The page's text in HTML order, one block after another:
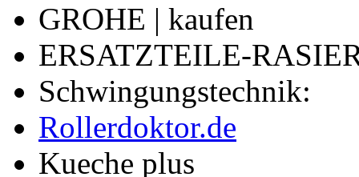
GROHE | kaufen
ERSATZTEILE-
Schwingungstechnik:
Rollerdoktor.de
Kueche plus